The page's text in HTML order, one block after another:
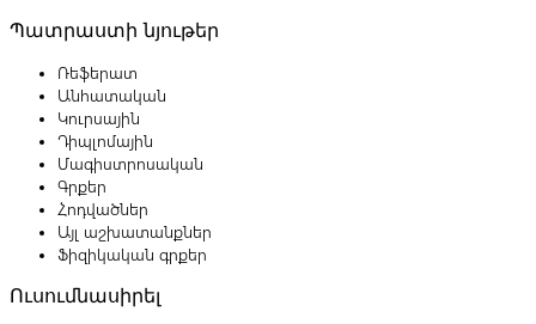
Պատրաստի նյութեր
Ռեֆերատ
Անհատական
Կուրսային
Դիպլոմային
Մագիստրոսական
Գրքեր
Հոդվածներ
Այլ աշխատանքներ
Ֆիզիկական գրքեր
Ուսումնասիրել